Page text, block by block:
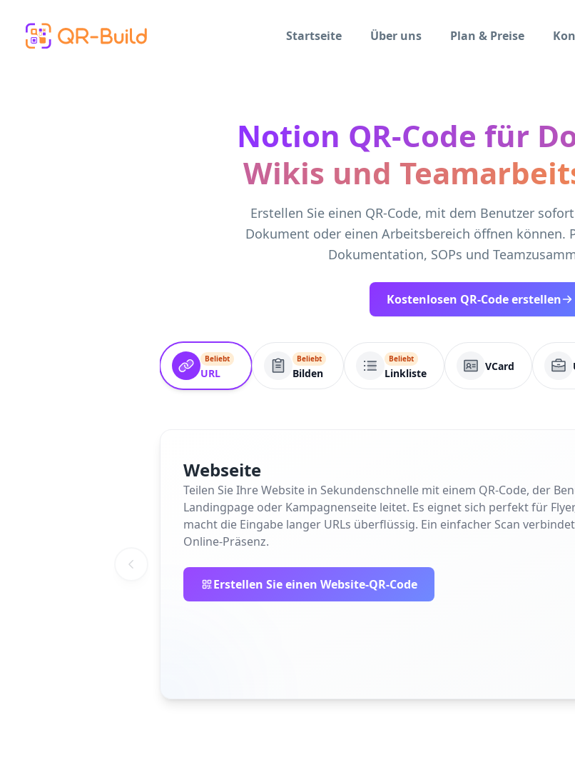
Startseite
Über uns Plan & Preise
Notion QR-Code für
Wikis und
Erstellen Sie einen QR-Code, mit dem Benutzer
Dokument oder einen Arbeitsbereich öffnen können.
Dokumentation, SOPs und
Kostenlosen QR-Code erstellen
Beliebt
URL
Beliebt
Bilden
Beliebt
Linkliste
VCard
Webseite
Teilen Sie Ihre Website in Sekundenschnelle mit einem QR-Code, der
Landingpage oder Kampagnenseite leitet. Es eignet sich perfekt für
macht die Eingabe langer URLs überflüssig. Ein einfacher Scan
Online-Präsenz.
Erstellen Sie einen Website-QR-Code